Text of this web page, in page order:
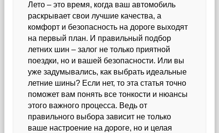
Лето – это время, когда ваш автомобиль
раскрывает свои лучшие качества, а
комфорт и безопасность на дороге выходят
на первый план. И правильный подбор
летних шин – залог не только приятной
поездки, но и вашей безопасности. Или вы
уже задумывались, как выбрать идеальные
летние шины? Если нет, то эта статья точно
поможет вам понять все тонкости и нюансы
этого важного процесса. Ведь от
правильного выбора зависит не только
ваше настроение на дороге, но и целая